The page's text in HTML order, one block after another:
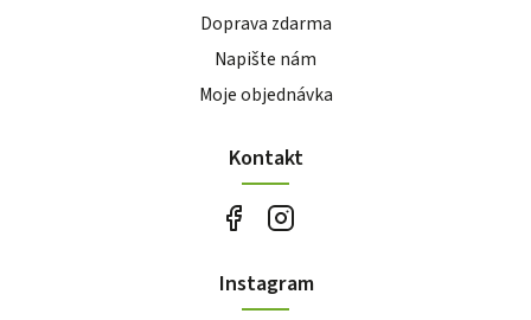
Doprava zdarma
Napište nám
Moje objednávka
Kontakt
Instagram